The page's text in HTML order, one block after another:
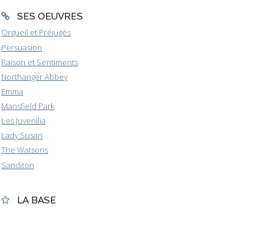
SES OEUVRES
Orgueil et Préjugés
Persuasion
Raison et Sentiments
Northanger Abbey
Emma
Mansfield Park
Les Juvenilia
Lady Susan
The Watsons
Sanditon
LA BASE